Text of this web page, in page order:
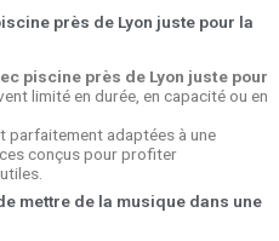
près de Lyon juste pour la
piscine près de Lyon juste pour
limité en durée, en capacité ou en
parfaitement adaptées à une
conçus pour profiter
mettre de la musique dans une